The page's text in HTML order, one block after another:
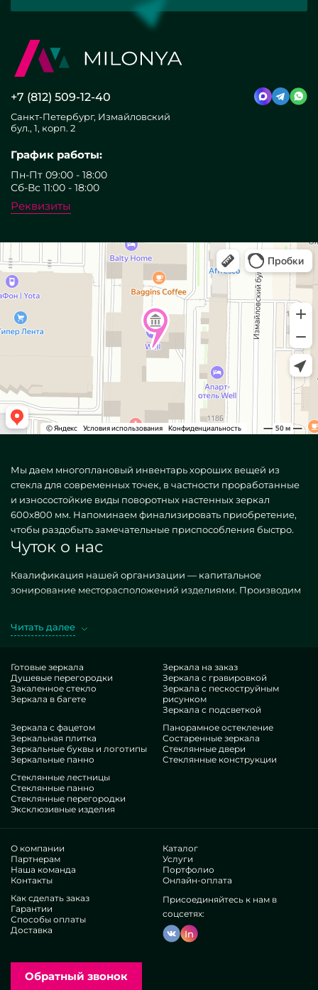
+7 (812) 509-12-40
Санкт-Петербург, Измайловский
бул., 1, корп. 2
График работы:
Пн-Пт 09:00 - 18:00
Сб-Вс 11:00 - 18:00
Реквизиты
Мы даем многоплановый инвентарь хороших вещей из
стекла для современных точек, в частности проработанные
и износостойкие виды поворотных настенных зеркал
600х800 мм. Напоминаем финализировать приобретение,
чтобы раздобыть замечательные приспособления быстро.
Чуток о нас
Квалификация нашей организации — капитальное
зонирование месторасположений изделиями. Производим
настенные поворотные 600х800 мм. Выбирая нужные
что это изумительный артикул, с приемлемой расценкой, не
поддающийся похожим вариациям. Если вы мечтаете
доработать свои строения, присовокупить им изящества,
своеобразия, несомненно зацените наши артикулы, от
поворотных настенных зеркал 600х800 мм и до
многовариантных деталей.
Заслуги нашей команды
В нашем наборе — эксперты сильно разномастных ниш. У
всех продвинутые опыт, что потешит даже требовательных
заказчиков. Активно работают над совершенствованием
рабочих рангов, обдумывают, как функционировать в
тяжелых ситуациях. Поставят и построят Зеркала настенные
поворотные 600х800 мм под заказ.
Получили спрос разных признанных сообществ и
единичных клиентов. Масса хвалебных отзывов —
ознакомьтесь персонально.
Оперируем без посредников, это позволяет
рационализировать имеющиеся процессы, выпускать
все шустрее, убавить тариф. Так что товары и сервисы по
будут крайне отборными и доступными. Собственное
изготовление помогает демонстрировать самобытные
Читать далее
Готовые зеркала
Душевые перегородки
Закаленное стекло
Зеркала в багете
Зеркала на заказ
Зеркала с гравировкой
Зеркала с пескоструйным
рисунком
Зеркала с подсветкой
Зеркала с фацетом
Зеркальная плитка
Зеркальные буквы и логотипы
Зеркальные панно
Панорамное остекление
Состаренные зеркала
Стеклянные двери
Стеклянные конструкции
Стеклянные лестницы
Стеклянные панно
Стеклянные перегородки
Эксклюзивные изделия
О компании
Партнерам
Наша команда
Контакты
Каталог
Услуги
Портфолио
Онлайн-оплата
Как сделать заказ
Гарантии
Способы оплаты
Доставка
Присоединяйтесь к нам в
соцсетях:
In
Обратный звонок